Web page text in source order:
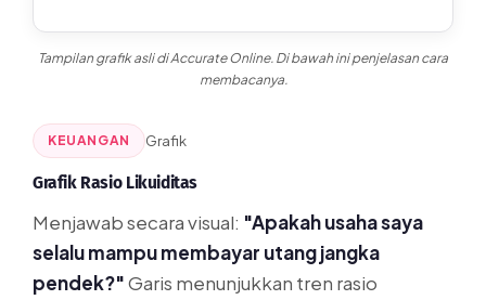
Tampilan grafik asli di Accurate Online. Di bawah ini penjelasan cara
membacanya.
KEUANGAN Grafik
Grafik Rasio Likuiditas
Menjawab secara visual: "Apakah usaha saya
selalu mampu membayar utang jangka
pendek?"Garis menunjukkan tren rasio